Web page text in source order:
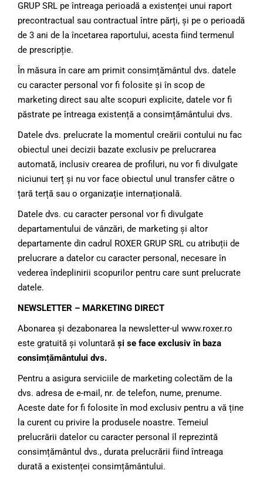
GRUP SRL pe întreaga perioadă a existenței unui raport
precontractual sau contractual între părți, și pe o perioadă
de 3 ani de la încetarea raportului, acesta fiind termenul
de prescripție.
În măsura în care am primit consimțământul dvs. datele
cu caracter personal vor fi folosite și în scop de
marketing direct sau alte scopuri explicite, datele vor fi
păstrate pe întreaga existență a consimțământului dvs.
Datele dvs. prelucrate la momentul creării contului nu fac
obiectul unei decizii bazate exclusiv pe prelucrarea
automată, inclusiv crearea de profiluri, nu vor fi divulgate
niciunui terț și nu vor face obiectul unul transfer către o
țară terță sau o organizație internațională.
Datele dvs. cu caracter personal vor fi divulgate
departamentului de vânzări, de marketing și altor
departamente din cadrul ROXER GRUP SRL cu atribuții de
prelucrare a datelor cu caracter personal, necesare în
vederea îndeplinirii scopurilor pentru care sunt prelucrate
datele.
NEWSLETTER – MARKETING DIRECT
Abonarea și dezabonarea la newsletter-ul www.roxer.ro
este gratuită și voluntară și se face exclusiv în baza
consimțământului dvs.
Pentru a asigura serviciile de marketing colectăm de la
dvs. adresa de e-mail, nr. de telefon, nume, prenume.
Aceste date for fi folosite în mod exclusiv pentru a vă ține
la curent cu privire la produsele noastre. Temeiul
prelucrării datelor cu caracter personal îl reprezintă
consimțământul dvs., durata prelucrării fiind întreaga
durată a existenței consimțământului.